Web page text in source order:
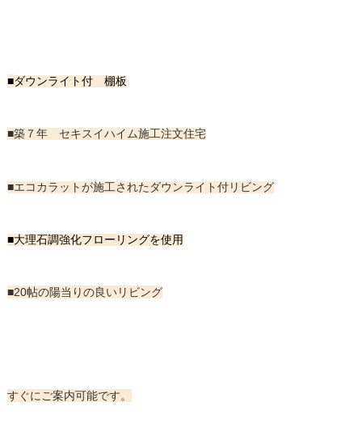
■ダウンライト付 棚板
■築７年 セキスイハイム施工注文住宅
■エコカラットが施工されたダウンライト付リビング
■大理石調強化フローリングを使用
■20帖の陽当りの良いリビング
すぐにご案内可能です。